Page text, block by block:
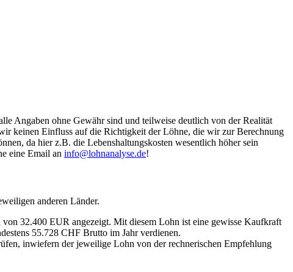
Angaben ohne Gewähr sind und teilweise deutlich von der Realität
keinen Einfluss auf die Richtigkeit der Löhne, die wir zur Berechnung
da hier z.B. die Lebenshaltungskosten wesentlich höher sein
eine Email an info@lohnanalyse.de!
anderen Länder.
32.400 EUR angezeigt. Mit diesem Lohn ist eine gewisse Kaufkraft
55.728 CHF Brutto im Jahr verdienen.
inwiefern der jeweilige Lohn von der rechnerischen Empfehlung